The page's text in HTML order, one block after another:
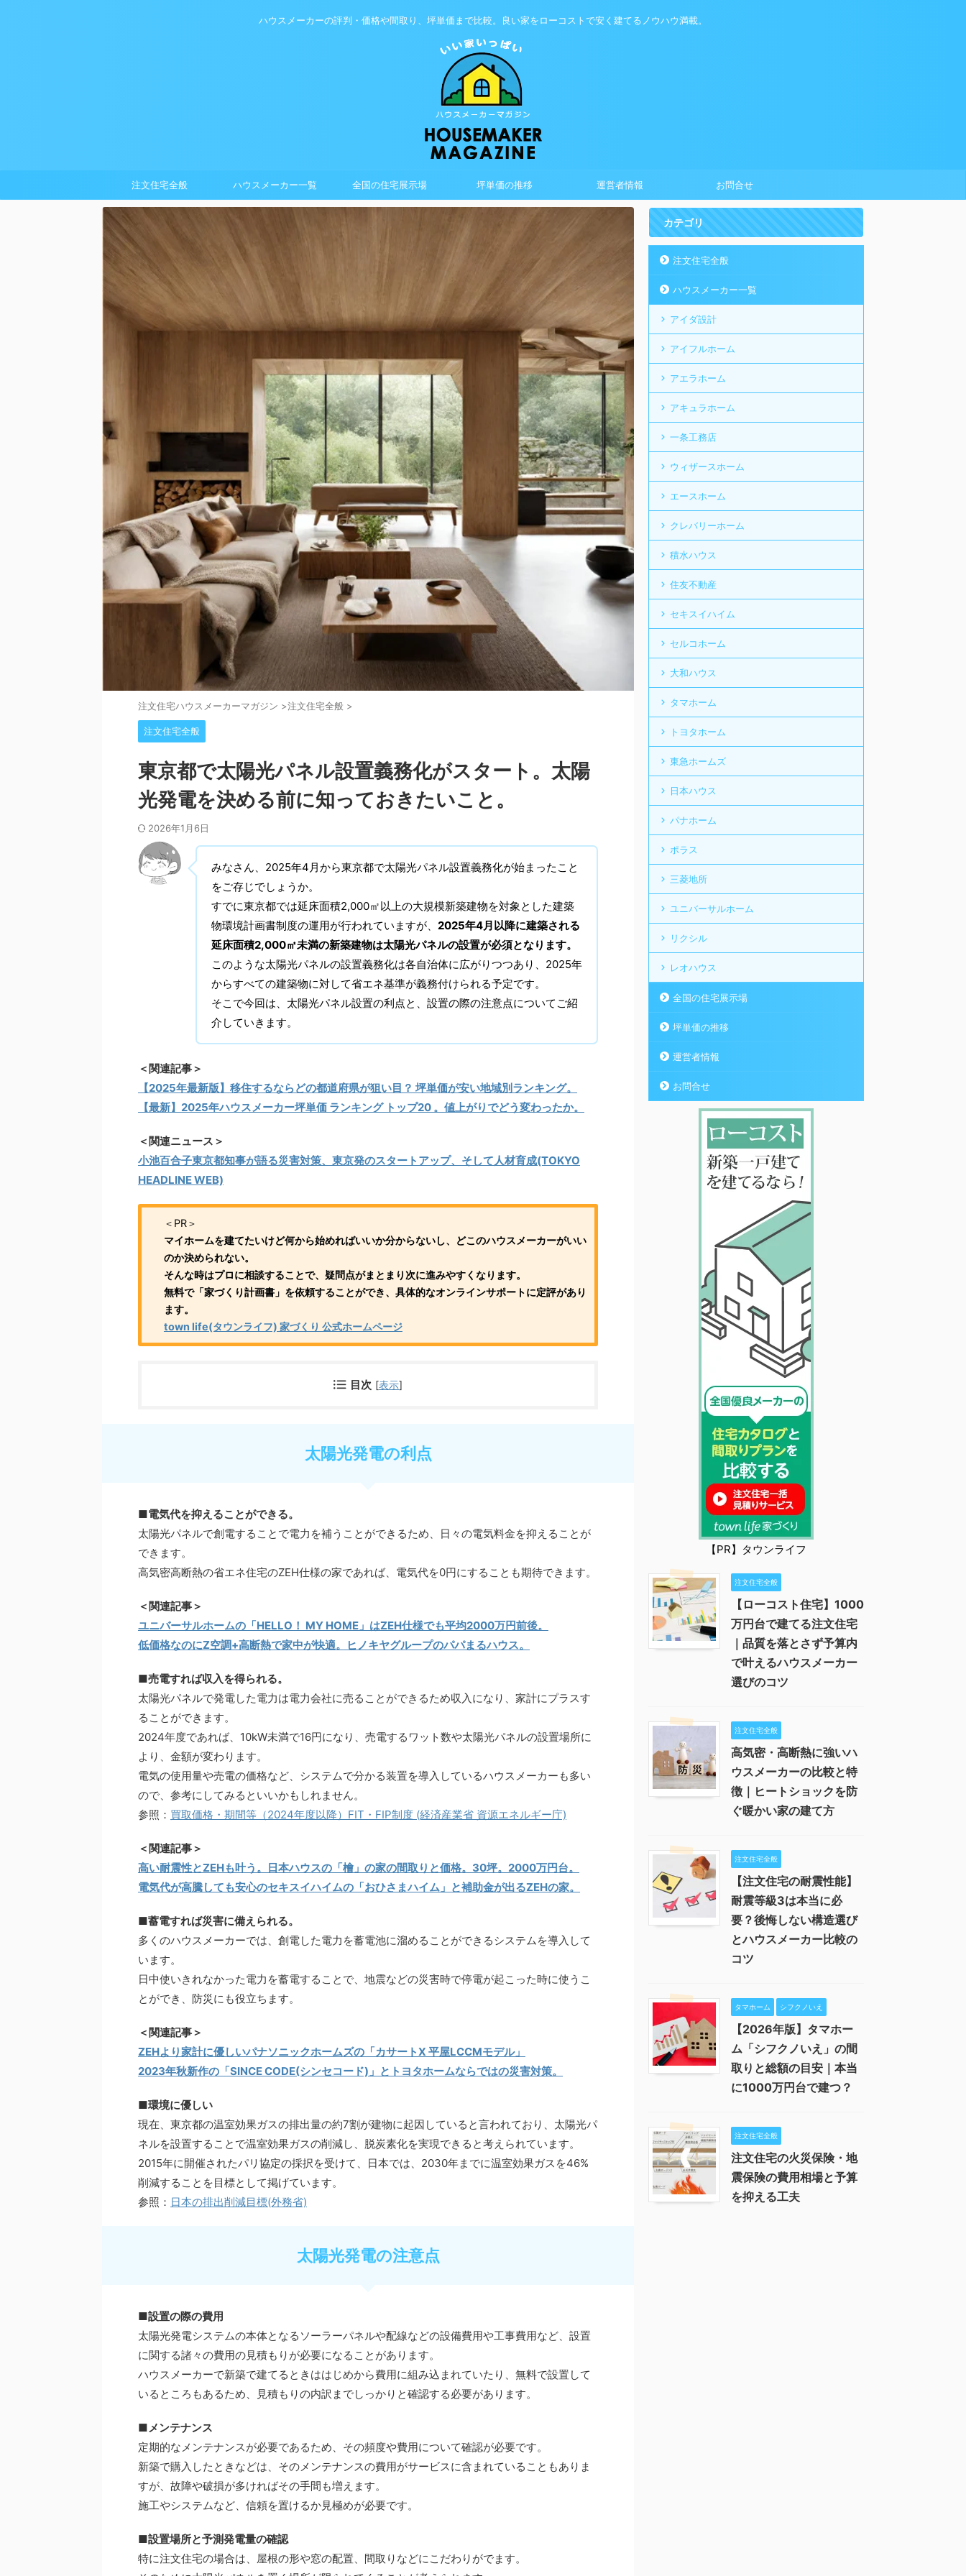
ハウスメーカーの評判・価格や間取り、坪単価まで比較。良い家をローコストで安く建てるノウハウ満載。
注文住宅全般 ハウスメーカー一覧 全国の住宅展示場 坪単価の推移 運営者情報 お問合せ
注⽂住宅ハウスメーカーマガジン >注文住宅全般 >
注文住宅全般
東京都で太陽光パネル設置義務化がスタート。太陽
光発電を決める前に知っておきたいこと。
2026年1月6日
みなさん、2025年4月から東京都で太陽光パネル設置義務化が始まったこと
をご存じでしょうか。
すでに東京都では延床面積2,000㎡以上の大規模新築建物を対象とした建築
物環境計画書制度の運用が行われていますが、 2025年4月以降に建築される
延床面積2,000㎡未満の新築建物は太陽光パネルの設置が必須となります。
このような太陽光パネルの設置義務化は各自治体に広がりつつあり、2025年
からすべての建築物に対して省エネ基準が義務付けられる予定です。
そこで今回は、太陽光パネル設置の利点と、設置の際の注意点についてご紹
介していきます。
＜関連記事＞
【2025年最新版】移住するならどの都道府県が狙い目？ 坪単価が安い地域別ランキング。
【最新】2025年ハウスメーカー坪単価 ランキング トップ20 。値上がりでどう変わったか。
＜関連ニュース＞
小池百合子東京都知事が語る災害対策、東京発のスタートアップ、そして人材育成(TOKYO
HEADLINE WEB)
＜PR＞
マイホームを建てたいけど何から始めればいいか分からないし、どこのハウスメーカーがいい
のか決められない。
そんな時はプロに相談することで、疑問点がまとまり次に進みやすくなります。
無料で「家づくり計画書」を依頼することができ、具体的なオンラインサポートに定評があり
ます。
town life(タウンライフ) 家づくり 公式ホームページ
目次 [表示]
太陽光発電の利点
■電気代を抑えることができる。
太陽光パネルで創電することで電力を補うことができるため、日々の電気料金を抑えることが
できます。
高気密高断熱の省エネ住宅のZEH仕様の家であれば、電気代を0円にすることも期待できます。
＜関連記事＞
ユニバーサルホームの「HELLO！ MY HOME」はZEH仕様でも平均2000万円前後。
低価格なのにZ空調+高断熱で家中が快適。ヒノキヤグループのパパまるハウス。
■売電すれば収入を得られる。
太陽光パネルで発電した電力は電力会社に売ることができるため収入になり、家計にプラスす
ることができます。
2024年度であれば、10kW未満で16円になり、売電するワット数や太陽光パネルの設置場所に
より、金額が変わります。
電気の使用量や売電の価格など、システムで分かる装置を導入しているハウスメーカーも多い
ので、参考にしてみるといいかもしれません。
参照： 買取価格・期間等（2024年度以降）FIT・FIP制度 (経済産業省 資源エネルギー庁)
＜関連記事＞
高い耐震性とZEHも叶う。日本ハウスの「檜」の家の間取りと価格。30坪。2000万円台。
電気代が高騰しても安心のセキスイハイムの「おひさまハイム」と補助金が出るZEHの家。
■蓄電すれば災害に備えられる。
多くのハウスメーカーでは、創電した電力を蓄電池に溜めることができるシステムを導入して
います。
日中使いきれなかった電力を蓄電することで、地震などの災害時で停電が起こった時に使うこ
とができ、防災にも役立ちます。
＜関連記事＞
ZEHより家計に優しいパナソニックホームズの「カサートX 平屋LCCMモデル」
2023年秋新作の「SINCE CODE(シンセコード)」とトヨタホームならではの災害対策。
■環境に優しい
現在、東京都の温室効果ガスの排出量の約7割が建物に起因していると言われており、太陽光パ
ネルを設置することで温室効果ガスの削減し、脱炭素化を実現できると考えられています。
2015年に開催されたパリ協定の採択を受けて、日本では、2030年までに温室効果ガスを46%
削減することを目標として掲げています。
参照： 日本の排出削減目標(外務省)
太陽光発電の注意点
■設置の際の費用
太陽光発電システムの本体となるソーラーパネルや配線などの設備費用や工事費用など、設置
に関する諸々の費用の見積もりが必要になることがあります。
ハウスメーカーで新築で建てるときははじめから費用に組み込まれていたり、無料で設置して
いるところもあるため、見積もりの内訳までしっかりと確認する必要があります。
■メンテナンス
定期的なメンテナンスが必要であるため、その頻度や費用について確認が必要です。
新築で購入したときなどは、そのメンテナンスの費用がサービスに含まれていることもありま
すが、故障や破損が多ければその手間も増えます。
施工やシステムなど、信頼を置けるか見極めが必要です。
■設置場所と予測発電量の確認
特に注文住宅の場合は、屋根の形や窓の配置、間取りなどにこだわりがでます。
カテゴリ
注文住宅全般
ハウスメーカー一覧
アイダ設計
アイフルホーム
アエラホーム
アキュラホーム
一条工務店
ウィザースホーム
エースホーム
クレバリーホーム
積水ハウス
住友不動産
セキスイハイム
セルコホーム
大和ハウス
タマホーム
トヨタホーム
東急ホームズ
日本ハウス
パナホーム
ポラス
三菱地所
ユニバーサルホーム
リクシル
レオハウス
全国の住宅展示場
坪単価の推移
運営者情報
お問合せ
【PR】タウンライフ
注文住宅全般
【ローコスト住宅】1000
万円台で建てる注文住宅
｜品質を落とさず予算内
で叶えるハウスメーカー
選びのコツ
注文住宅全般
高気密・高断熱に強いハ
ウスメーカーの比較と特
徴｜ヒートショックを防
ぐ暖かい家の建て方
注文住宅全般
【注文住宅の耐震性能】
耐震等級3は本当に必
要？後悔しない構造選び
とハウスメーカー比較の
コツ
タマホーム シフクノいえ
【2026年版】タマホー
ム「シフクノいえ」の間
取りと総額の目安｜本当
に1000万円台で建つ？
注文住宅全般
注文住宅の火災保険・地
震保険の費用相場と予算
を抑える工夫